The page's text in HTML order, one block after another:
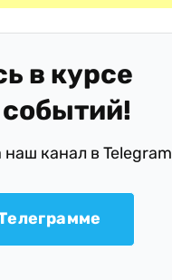
в курсе
канал в Telegram